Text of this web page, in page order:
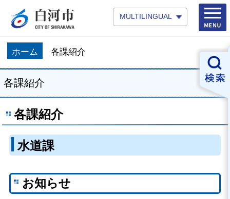
MULTILINGUAL
ホーム 各課紹介
各課紹介
各課紹介
水道課
お知らせ